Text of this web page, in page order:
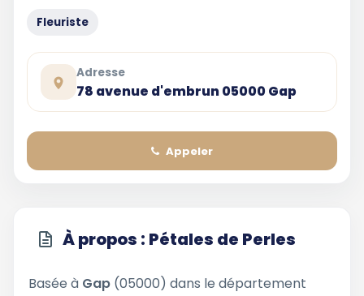
Fleuriste
Adresse
78 avenue d'embrun 05000 Gap
Appeler
À propos : Pétales de Perles
Basée à Gap (05000) dans le département